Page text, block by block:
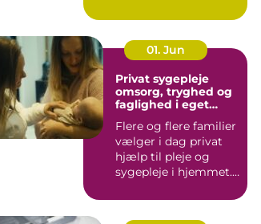
01. Jun
Privat sygepleje
omsorg, tryghed og
faglighed i eget
Flere og flere familier
vælger i dag privat
hjælp til pleje og
sygepleje i hjemmet.